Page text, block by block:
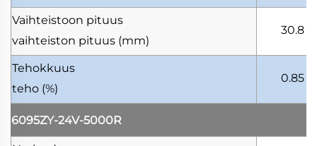
Vaihteistoon pituus
vaihteiston pituus (mm)
30.8
Tehokkuus
teho (%)
0.85
6095ZY-24V-5000R